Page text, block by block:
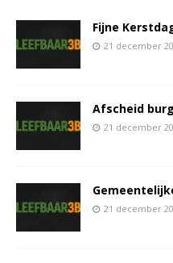
Fijne
21 december
Afscheid
21 december
21 december